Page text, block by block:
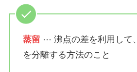
蒸留 ⋯ 沸点の差を利用して
を分離する方法のこと